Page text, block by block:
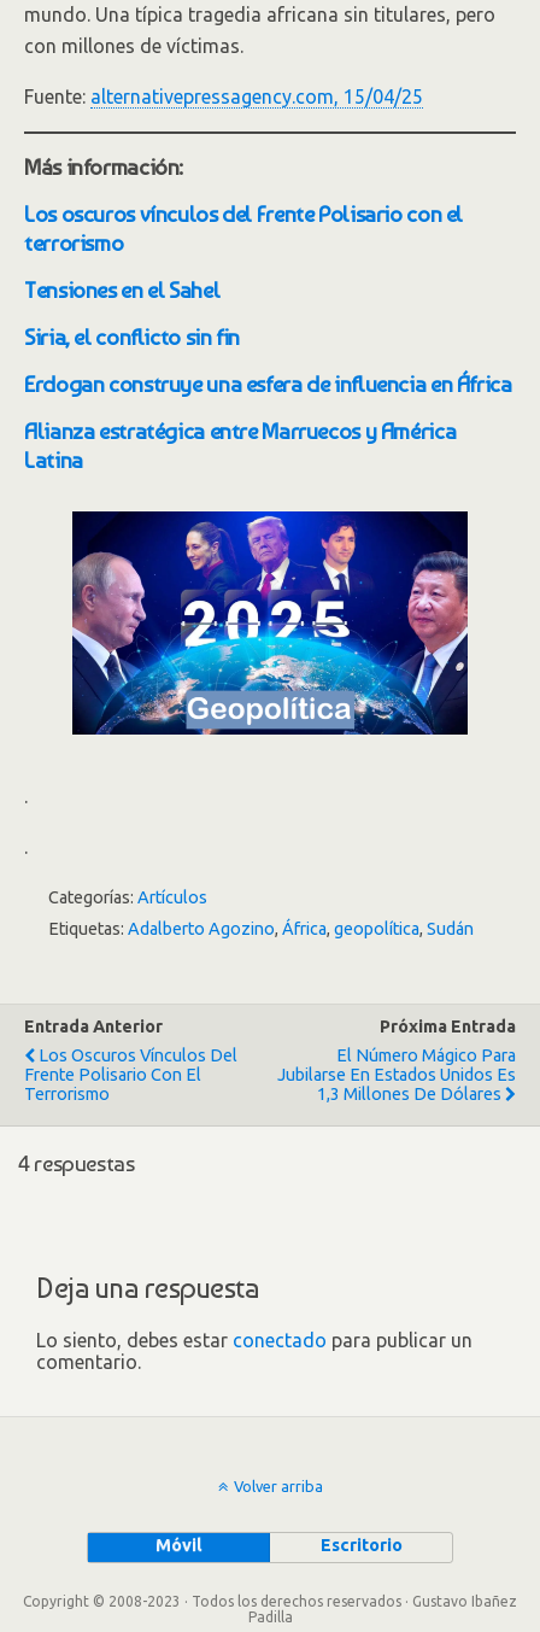
mundo. Una típica tragedia africana sin titulares, pero
con millones de víctimas.
Fuente: alternativepressagency.com, 15/04/25
Más información:
Los oscuros vínculos del Frente Polisario con el
terrorismo
Tensiones en el Sahel
Siria, el conflicto sin fin
Erdogan construye una esfera de influencia en África
Alianza estratégica entre Marruecos y América
Latina
.
.
Categorías: Artículos
Etiquetas: Adalberto Agozino, África, geopolítica, Sudán
Entrada Anterior
Los Oscuros Vínculos Del
Frente Polisario Con El
Terrorismo
Próxima Entrada
El Número Mágico Para
Jubilarse En Estados Unidos Es
1,3 Millones De Dólares
4 respuestas
Deja una respuesta
Lo siento, debes estar conectado para publicar un
comentario.
Volver arriba
Móvil Escritorio
Copyright © 2008-2023 · Todos los derechos reservados · Gustavo Ibañez
Padilla